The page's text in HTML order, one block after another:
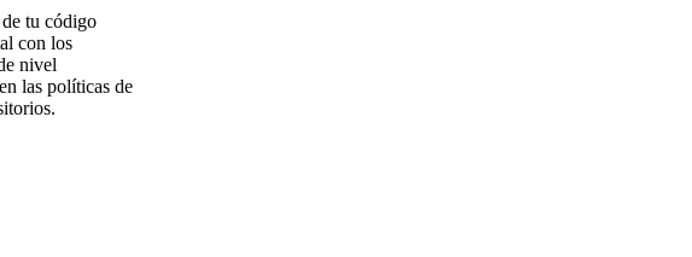
tu código
con los
nivel
las políticas de